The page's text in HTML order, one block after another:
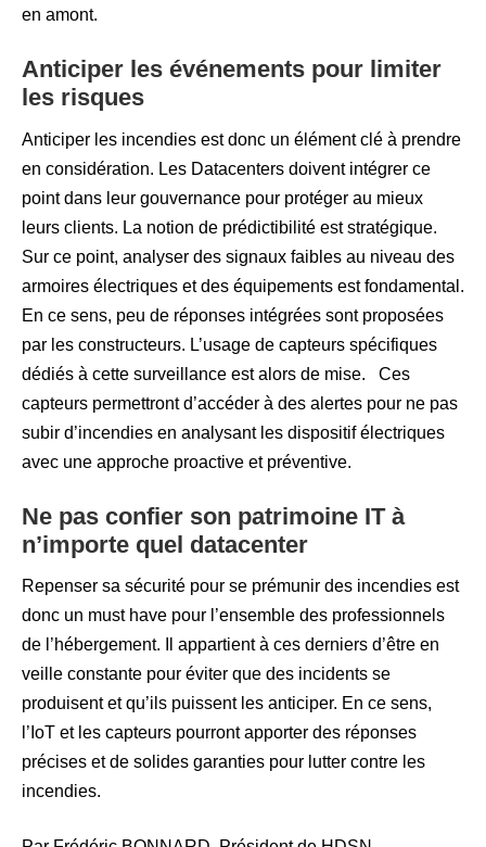
en amont.
Anticiper les événements pour limiter
les risques
Anticiper les incendies est donc un élément clé à prendre
en considération. Les Datacenters doivent intégrer ce
point dans leur gouvernance pour protéger au mieux
leurs clients. La notion de prédictibilité est stratégique.
Sur ce point, analyser des signaux faibles au niveau des
armoires électriques et des équipements est fondamental.
En ce sens, peu de réponses intégrées sont proposées
par les constructeurs. L’usage de capteurs spécifiques
dédiés à cette surveillance est alors de mise. Ces
capteurs permettront d’accéder à des alertes pour ne pas
subir d’incendies en analysant les dispositif électriques
avec une approche proactive et préventive.
Ne pas confier son patrimoine IT à
n’importe quel datacenter
Repenser sa sécurité pour se prémunir des incendies est
donc un must have pour l’ensemble des professionnels
de l’hébergement. Il appartient à ces derniers d’être en
veille constante pour éviter que des incidents se
produisent et qu’ils puissent les anticiper. En ce sens,
l’IoT et les capteurs pourront apporter des réponses
précises et de solides garanties pour lutter contre les
incendies.